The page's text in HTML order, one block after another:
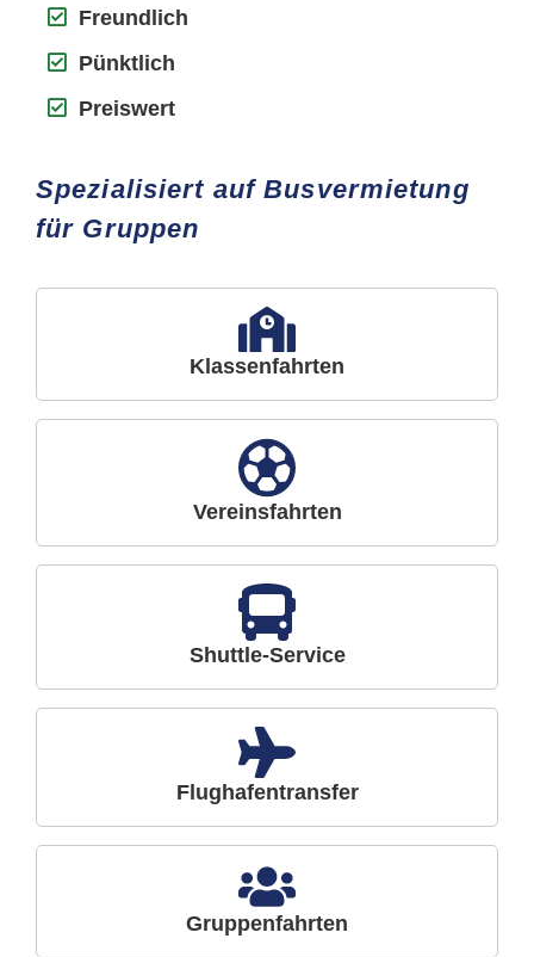
Freundlich
Pünktlich
Preiswert
Spezialisiert auf Busvermietung
für Gruppen
Klassenfahrten
Vereinsfahrten
Shuttle-Service
Flughafentransfer
Gruppenfahrten